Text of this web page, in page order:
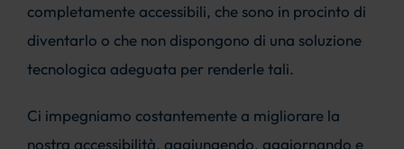
completamente accessibili, che sono in procinto di
diventarlo o che non dispongono di una soluzione
tecnologica adeguata per renderle tali.
Ci impegniamo costantemente a migliorare la
nostra accessibilità, aggiungendo, aggiornando e